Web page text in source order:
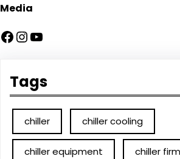
Media
Facebook InstagramYouTube
Tags
chiller chiller cooling
chiller equipment chiller